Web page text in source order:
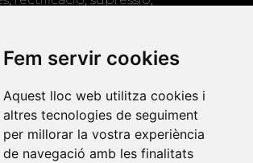
Fem servir cookies
Aquest lloc web utilitza cookies i
altres tecnologies de seguiment
per millorar la vostra experiència
de navegació amb les finalitats
o oposició al tractament
o electrònics. Podeu
protecció de dades.
aquesta casella, consentiu que